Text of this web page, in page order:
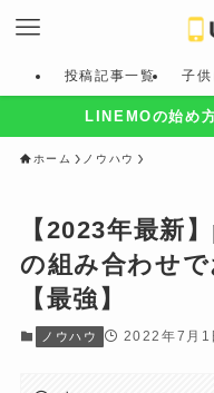
投稿記事一覧 子
LINEMOの始め
ホーム ノウハウ
【2023年最新
の組み合わせ
【最強】
ノウハウ 2022年7月1